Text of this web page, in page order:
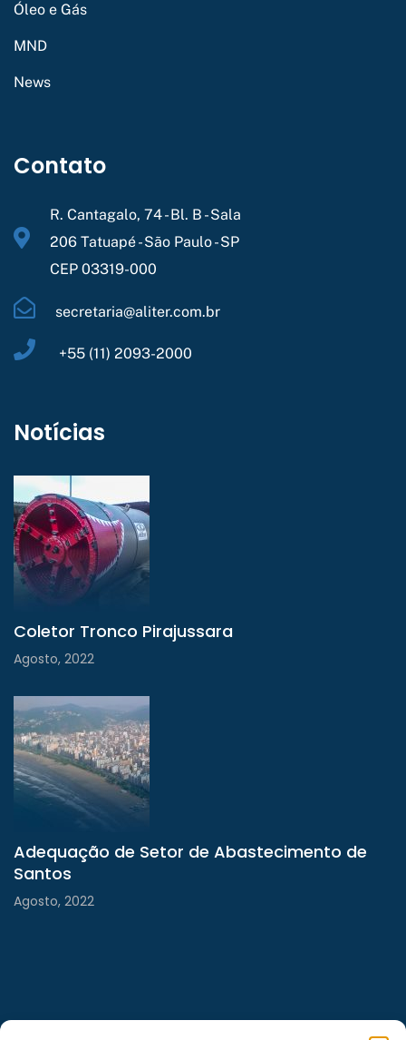
Óleo e Gás
MND
News
Contato
R. Cantagalo, 74 - Bl. B - Sala
206 Tatuapé - São Paulo - SP
CEP 03319-000
secretaria@aliter.com.br
+55 (11) 2093-2000
Notícias
Coletor Tronco Pirajussara
Agosto, 2022
Adequação de Setor de Abastecimento de
Santos
Agosto, 2022